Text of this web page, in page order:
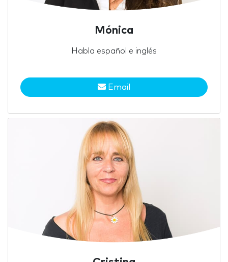
Mónica
Habla español e inglés
Email